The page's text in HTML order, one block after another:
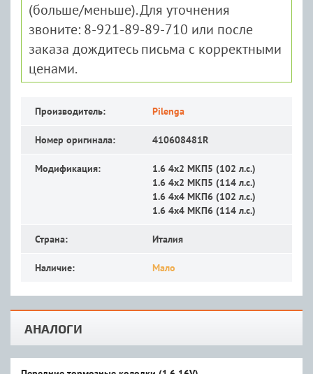
(больше/меньше). Для уточнения
звоните: 8-921-89-89-710 или после
заказа дождитесь письма с корректными
ценами.
Производитель: Pilenga
Номер оригинала: 410608481R
Модификация:
1.6 4x2 MКП5 (102 л.с.)
1.6 4x2 MКП5 (114 л.с.)
1.6 4x4 MКП6 (102 л.с.)
1.6 4x4 MКП6 (114 л.с.)
Страна: Италия
Наличие: Мало
АНАЛОГИ